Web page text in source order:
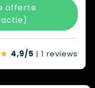
offerte
4,9/5 | 1 reviews